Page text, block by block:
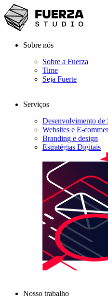
Sobre nós
Sobre a Fuerza
Time
Seja Fuerte
Serviços
Desenvolvimento de
Websites e E-
Branding e design
Estratégias Digitais
Nosso trabalho